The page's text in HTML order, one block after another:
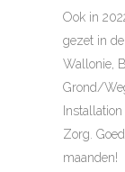
Ook in
gezet in
Wallonie,
Grond/
Zorg.
maanden!